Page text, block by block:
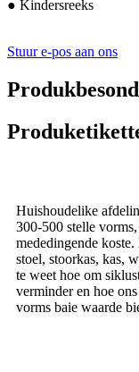
● Kindersreeks
Stuur e-pos aan ons
Huishoudelike
300-500 stelle
mededingende
stoel, stoorkas, kas,
te weet hoe om
verminder en hoe
vorms baie waarde